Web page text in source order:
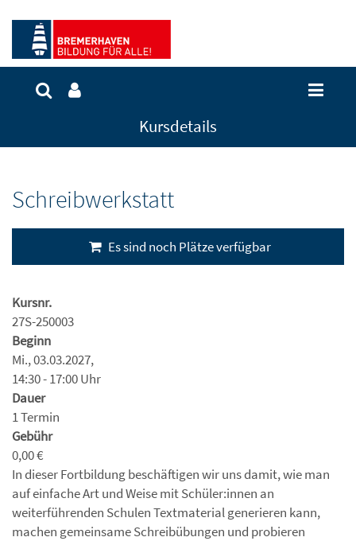
Kursdetails
Schreibwerkstatt
Es sind noch Plätze verfügbar
Kursnr.
27S-250003
Beginn
Mi., 03.03.2027,
14:30 - 17:00 Uhr
Dauer
1 Termin
Gebühr
0,00 €
In dieser Fortbildung beschäftigen wir uns damit, wie man
auf einfache Art und Weise mit Schüler:innen an
weiterführenden Schulen Textmaterial generieren kann,
machen gemeinsame Schreibübungen und probieren